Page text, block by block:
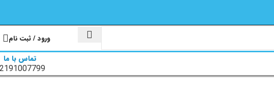
ورود / ثبت نام
تماس با ما